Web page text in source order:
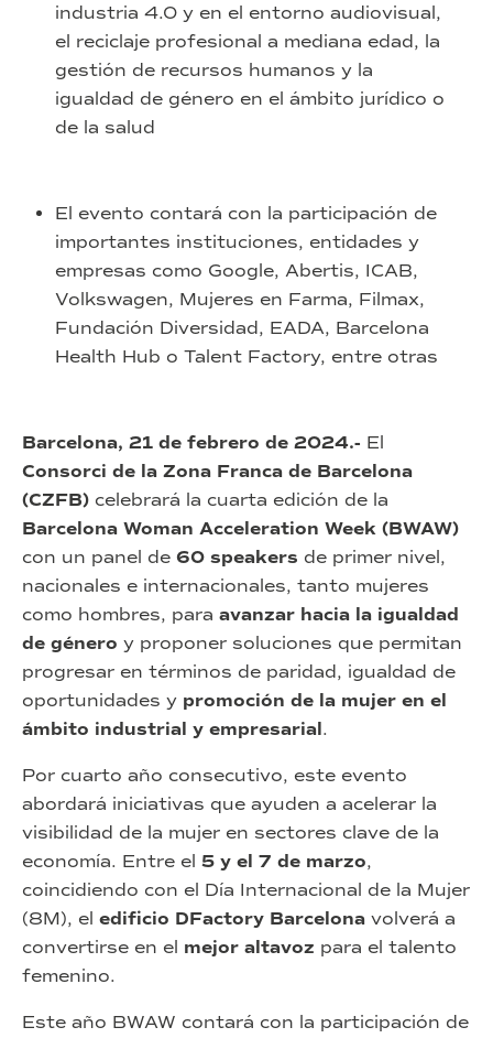
industria 4.0 y en el entorno audiovisual,
el reciclaje profesional a mediana edad, la
gestión de recursos humanos y la
igualdad de género en el ámbito jurídico o
de la salud
El evento contará con la participación de
importantes instituciones, entidades y
empresas como Google, Abertis, ICAB,
Volkswagen, Mujeres en Farma, Filmax,
Fundación Diversidad, EADA, Barcelona
Health Hub o Talent Factory, entre otras
Barcelona, 21 de febrero de 2024.- El
Consorci de la Zona Franca de Barcelona
(CZFB) celebrará la cuarta edición de la
Barcelona Woman Acceleration Week (BWAW)
con un panel de 60 speakers de primer nivel,
nacionales e internacionales, tanto mujeres
como hombres, para avanzar hacia la igualdad
de género y proponer soluciones que permitan
progresar en términos de paridad, igualdad de
oportunidades y promoción de la mujer en el
ámbito industrial y empresarial.
Por cuarto año consecutivo, este evento
abordará iniciativas que ayuden a acelerar la
visibilidad de la mujer en sectores clave de la
economía. Entre el 5 y el 7 de marzo,
coincidiendo con el Día Internacional de la Mujer
(8M), el edificio DFactory Barcelona volverá a
convertirse en el mejor altavoz para el talento
femenino.
Este año BWAW contará con la participación de